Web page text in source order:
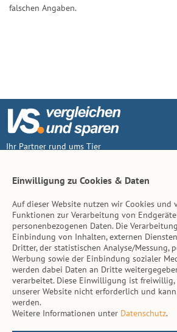
falschen Angaben.
Ihr Partner rund ums Tier
Inhalt
Tierarzt-Suche
Hinweise
AGB
Impressum
Datenschutz
Einwilligung zu Cookies & Daten
Auf dieser Website nutzen wir Cookies und
Funktionen zur Verarbeitung von
personenbezogenen Daten. Die
Einbindung von Inhalten, externen
Dritter, der statistischen Analyse/Messung,
Werbung sowie der Einbindung sozialer
werden dabei Daten an Dritte
verarbeitet. Diese Einwilligung ist
unserer Website nicht erforderlich und
werden.
Weitere Informationen unter Datenschutz.